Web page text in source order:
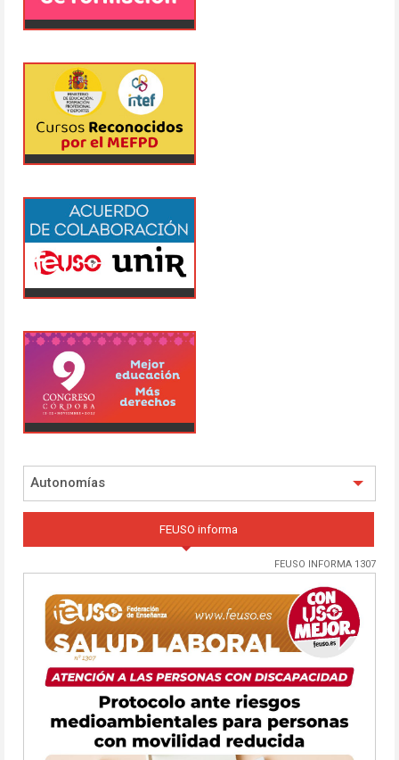
Autonomías
FEUSO informa
FEUSO INFORMA 1307